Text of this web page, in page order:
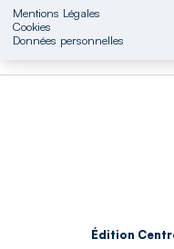
Mentions Légales
Cookies
Données personnelles
Édition